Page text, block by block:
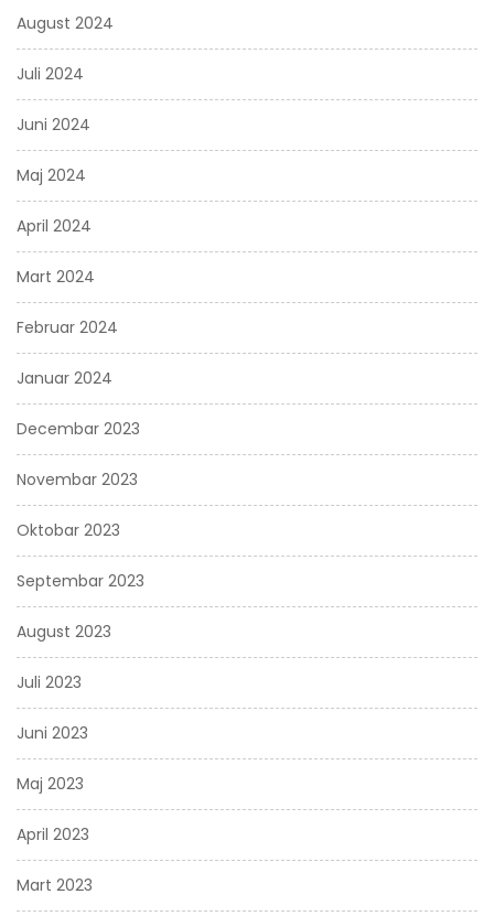
August 2024
Juli 2024
Juni 2024
Maj 2024
April 2024
Mart 2024
Februar 2024
Januar 2024
Decembar 2023
Novembar 2023
Oktobar 2023
Septembar 2023
August 2023
Juli 2023
Juni 2023
Maj 2023
April 2023
Mart 2023